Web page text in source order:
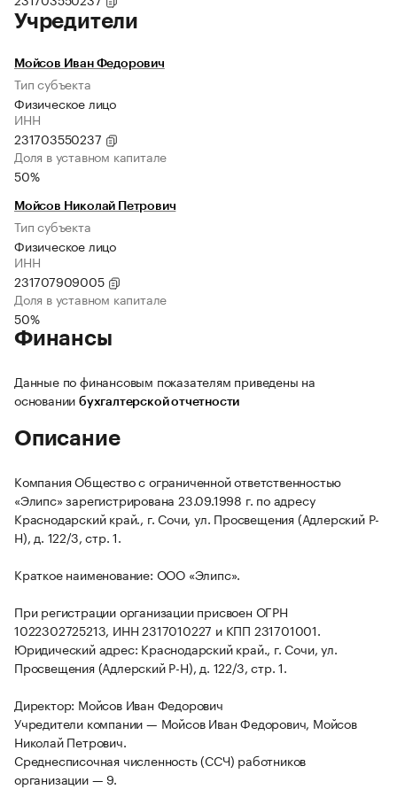
Учредители
Мойсов Иван Федорович
Тип субъекта
Физическое лицо
ИНН
231703550237
Доля в уставном капитале
50%
Мойсов Николай Петрович
Тип субъекта
Физическое лицо
ИНН
231707909005
Доля в уставном капитале
50%
Финансы
Данные по финансовым показателям приведены на
основании бухгалтерской отчетности
Описание
Компания Общество с ограниченной ответственностью
«Элипс» зарегистрирована 23.09.1998 г. по адресу
Краснодарский край., г. Сочи, ул. Просвещения (Адлерский Р-
Н), д. 122/3, стр. 1.
Краткое наименование: ООО «Элипс».
При регистрации организации присвоен ОГРН
1022302725213, ИНН 2317010227 и КПП 231701001.
Юридический адрес: Краснодарский край., г. Сочи, ул.
Просвещения (Адлерский Р-Н), д. 122/3, стр. 1.
Директор: Мойсов Иван Федорович
Учредители компании — Мойсов Иван Федорович, Мойсов
Николай Петрович.
Среднесписочная численность (ССЧ) работников
организации — 9.